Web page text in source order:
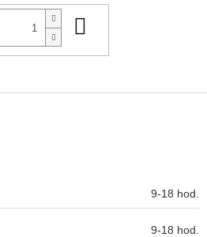
9-18 hod.
9-18 hod.